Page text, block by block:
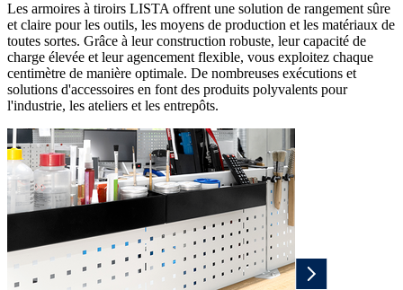
Les armoires à tiroirs LISTA offrent une solution de rangement sûre
et claire pour les outils, les moyens de production et les matériaux de
toutes sortes. Grâce à leur construction robuste, leur capacité de
charge élevée et leur agencement flexible, vous exploitez chaque
centimètre de manière optimale. De nombreuses exécutions et
solutions d'accessoires en font des produits polyvalents pour
l'industrie, les ateliers et les entrepôts.